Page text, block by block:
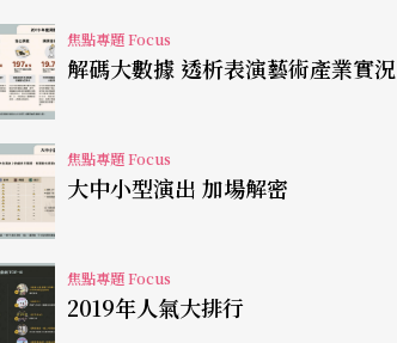
會員，48%為台中地區會員
會員計入，來自中彰投地區者占58%；
地區會員則占8%。曾購買屏東演藝廳演出
41%來自屏東以外地區；若將地緣鄰近
自屏高南地區者則高達86%；移動距離
。曾購買衛武營國家藝術文化中心演出
45%來自高雄以外地區；若將地緣鄰近
動距離較遠的雙北地區會員占16%、中彰
焦點專題 Focus
解碼大數據 透析表演藝術產業實況
焦點專題 Focus
大中小型演出 加場解密
焦點專題 Focus
2019年人氣大排行